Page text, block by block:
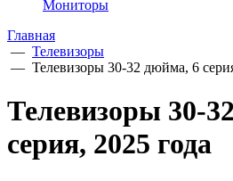
Мониторы
Главная
— Телевизоры
— Телевизоры 30-32 дюйма, 6
Телевизоры 30-
серия, 2025 года